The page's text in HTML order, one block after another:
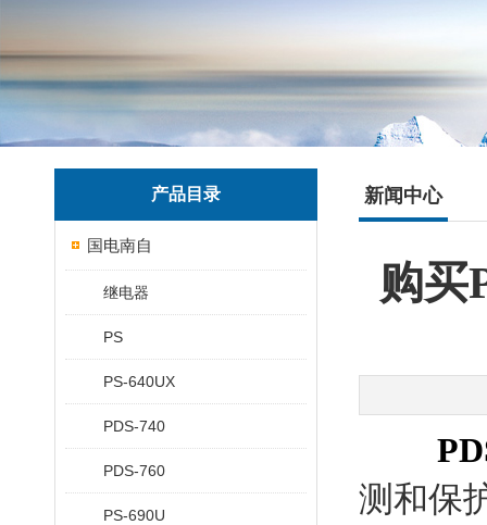
产品目录
国电南自
继电器
PS
PS-640UX
PDS-740
PDS-760
PS-690U
新闻中心
购买
测和保